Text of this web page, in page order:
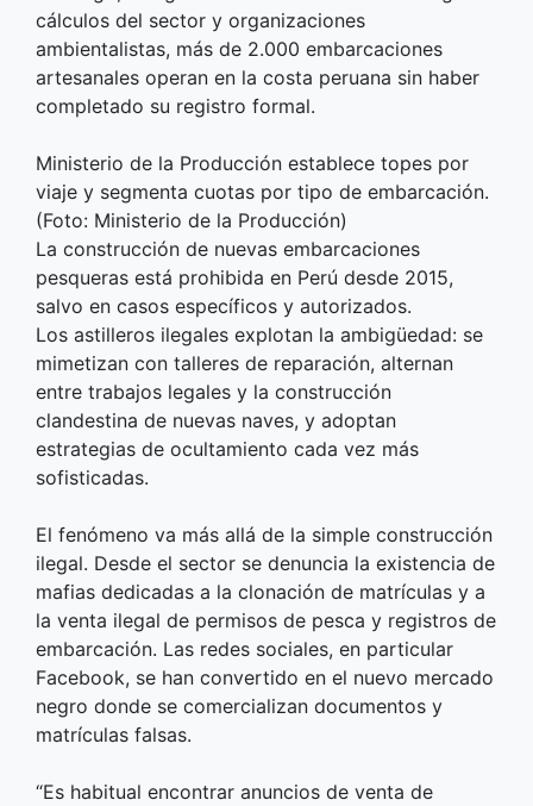
cálculos del sector y organizaciones
ambientalistas, más de 2.000 embarcaciones
artesanales operan en la costa peruana sin haber
completado su registro formal.
Ministerio de la Producción establece topes por
viaje y segmenta cuotas por tipo de embarcación.
(Foto: Ministerio de la Producción)
La construcción de nuevas embarcaciones
pesqueras está prohibida en Perú desde 2015,
salvo en casos específicos y autorizados.
Los astilleros ilegales explotan la ambigüedad: se
mimetizan con talleres de reparación, alternan
entre trabajos legales y la construcción
clandestina de nuevas naves, y adoptan
estrategias de ocultamiento cada vez más
sofisticadas.
El fenómeno va más allá de la simple construcción
ilegal. Desde el sector se denuncia la existencia de
mafias dedicadas a la clonación de matrículas y a
la venta ilegal de permisos de pesca y registros de
embarcación. Las redes sociales, en particular
Facebook, se han convertido en el nuevo mercado
negro donde se comercializan documentos y
matrículas falsas.
“Es habitual encontrar anuncios de venta de